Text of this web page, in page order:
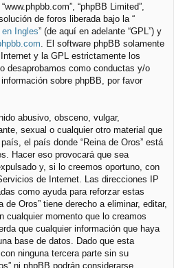
“phpBB Limited”,
de foros liberada bajo la “
Ingles” (de aquí en adelante “GPL”) y
. El software phpBB solamente
y la GPL estrictamente los
desaprobamos como conductas y/o
sobre phpBB, por favor
abusivo, obsceno, vulgar,
sexual o cualquier otro material que
el país donde “Reina de Oros” está
Hacer eso provocará que sea
y, si lo creemos oportuno, con
de Internet. Las direcciones IP
como ayuda para reforzar estas
de Oros” tiene derecho a eliminar, editar,
cualquier momento que lo creamos
que cualquier información que haya
base de datos. Dado que esta
ninguna tercera parte sin su
ni phpBB podrán considerarse